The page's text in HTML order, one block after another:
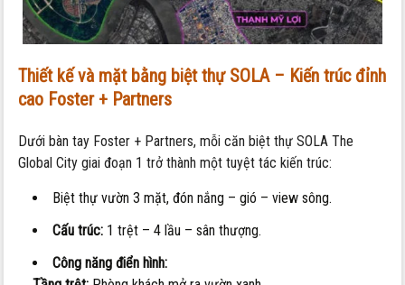
Thiết kế và mặt bằng biệt thự SOLA – Kiến trúc đỉnh
cao Foster + Partners
Dưới bàn tay Foster + Partners, mỗi căn biệt thự SOLA The
Global City giai đoạn 1 trở thành một tuyệt tác kiến trúc:
Biệt thự vườn 3 mặt, đón nắng – gió – view sông.
Cấu trúc: 1 trệt – 4 lầu – sân thượng.
Công năng điển hình: